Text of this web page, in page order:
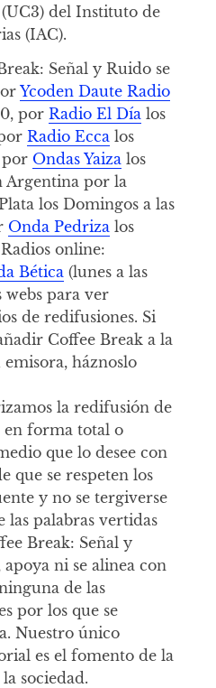
del Instituto de
(IAC).
Señal y Ruido se
Ycoden Daute Radio
por Radio El Día los
Radio Ecca los
por Ondas Yaiza los
Argentina por la
los Domingos a las
Onda Pedriza los
online:
Bética (lunes a las
webs para ver
de redifusiones. Si
Coffee Break a la
háznoslo
la redifusión de
en forma total o
que lo desee con
que se respeten los
y no se tergiverse
las palabras vertidas
Break: Señal y
ni se alinea con
de las
por los que se
Nuestro único
es el fomento de la
sociedad.